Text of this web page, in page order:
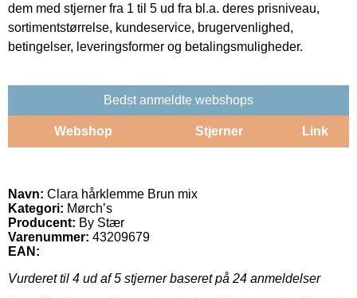
dem med stjerner fra 1 til 5 ud fra bl.a. deres prisniveau,
sortimentstørrelse, kundeservice, brugervenlighed,
betingelser, leveringsformer og betalingsmuligheder.
Bedst anmeldte webshops
Webshop Stjerner Link
Navn: Clara hårklemme Brun mix
Kategori: Mørch’s
Producent: By Stær
Varenummer: 43209679
EAN:
Vurderet til 4 ud af 5 stjerner baseret på 24 anmeldelser